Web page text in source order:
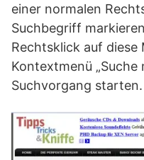
einer normalen
Suchbegriff
Rechtsklick auf diese
Kontextmenü „Suche
Suchvorgang starten.